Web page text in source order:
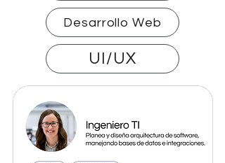
Desarrollo Web
UI/UX